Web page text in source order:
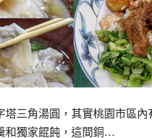
三角湯圓，其實桃園市區
和獨家餛飩，這間銅…